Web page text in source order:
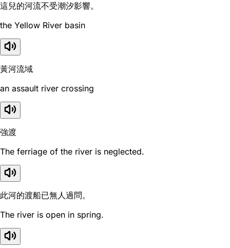
這兒的河流不受潮汐影響。
the Yellow River basin
黃河流域
an assault river crossing
強渡
The ferriage of the river is neglected.
此河的渡船已無人過問。
The river is open in spring.